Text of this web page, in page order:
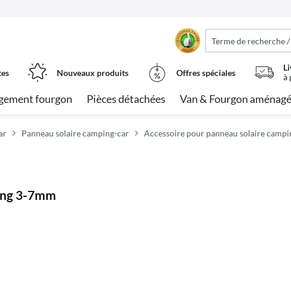
Nouveaux produits Offres spéciales
à
fourgon Pièces détachées Van & Fourgon aménagé
Panneau solaire camping-car Accessoire pour panneau solaire
3-7mm